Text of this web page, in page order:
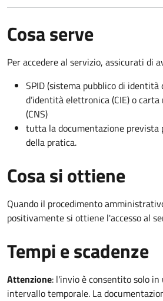
Cosa serve
Per accedere al servizio, assicurati di
SPID (sistema pubblico di
d’identità elettronica (CIE) o
(CNS)
tutta la documentazione prevista
della pratica.
Cosa si ottiene
Quando il procedimento
positivamente si ottiene l'accesso al
Tempi e scadenze
Attenzione: l'invio è consentito solo
intervallo temporale. La